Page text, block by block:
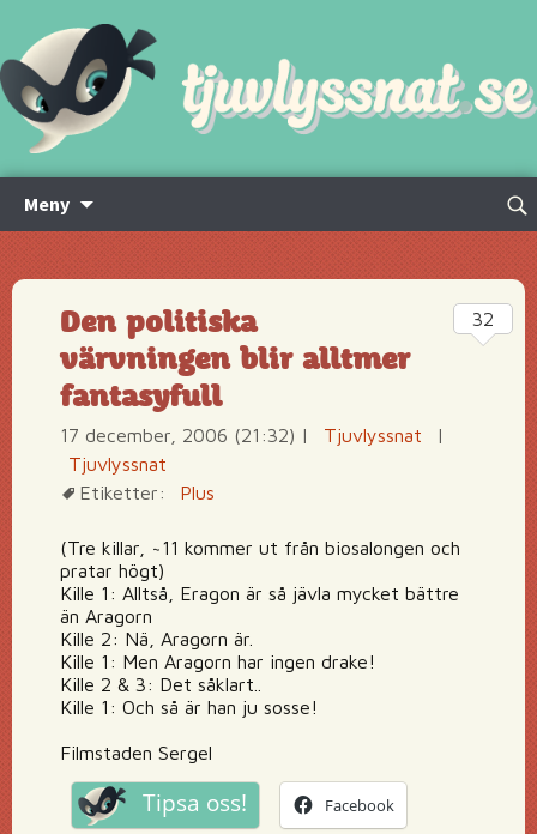
Meny
innehåll
Sök
Den politiska
värvningen blir alltmer
fantasyfull
17 december, 2006 (21:32) | Tjuvlyssnat
|
Tjuvlyssnat
Etiketter:
Plus
(Tre killar, ~11 kommer ut från biosalongen och
pratar högt)
Kille 1: Alltså, Eragon är så jävla mycket bättre
än Aragorn
Kille 2: Nä, Aragorn är.
Kille 1: Men Aragorn har ingen drake!
Kille 2 & 3: Det såklart..
Kille 1: Och så är han ju sosse!
Filmstaden Sergel
Tipsa oss! Facebook
32